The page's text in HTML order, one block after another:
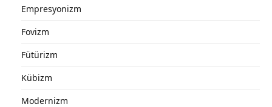
Empresyonizm
Fovizm
Fütürizm
Kübizm
Modernizm